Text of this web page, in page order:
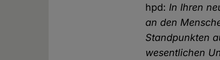
hpd: In Ihren
an den
Standpunkten
wesentlichen